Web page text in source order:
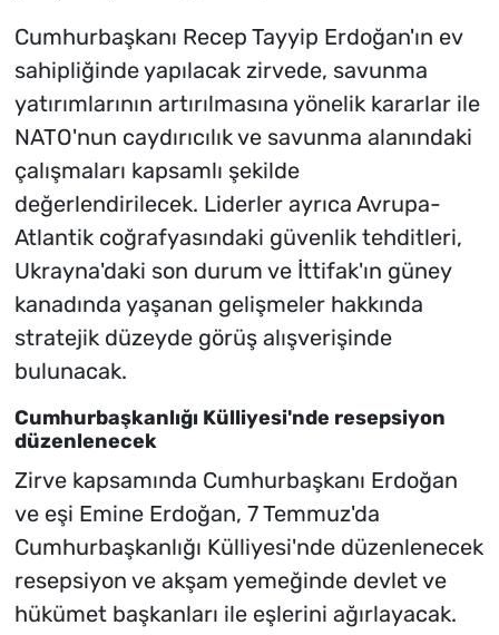
Cumhurbaşkanı Recep Tayyip Erdoğan'ın ev
sahipliğinde yapılacak zirvede, savunma
yatırımlarının artırılmasına yönelik kararlar ile
NATO'nun caydırıcılık ve savunma alanındaki
çalışmaları kapsamlı şekilde
değerlendirilecek. Liderler ayrıca Avrupa-
Atlantik coğrafyasındaki güvenlik tehditleri,
Ukrayna'daki son durum ve İttifak'ın güney
kanadında yaşanan gelişmeler hakkında
stratejik düzeyde görüş alışverişinde
bulunacak.
Cumhurbaşkanlığı Külliyesi'nde resepsiyon
düzenlenecek
Zirve kapsamında Cumhurbaşkanı Erdoğan
ve eşi Emine Erdoğan, 7 Temmuz'da
Cumhurbaşkanlığı Külliyesi'nde düzenlenecek
resepsiyon ve akşam yemeğinde devlet ve
hükümet başkanları ile eşlerini ağırlayacak.